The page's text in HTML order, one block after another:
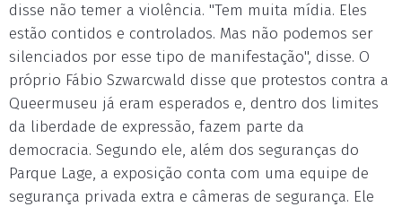
disse não temer a violência. "Tem muita mídia. Eles
estão contidos e controlados. Mas não podemos ser
silenciados por esse tipo de manifestação", disse. O
próprio Fábio Szwarcwald disse que protestos contra a
Queermuseu já eram esperados e, dentro dos limites
da liberdade de expressão, fazem parte da
democracia. Segundo ele, além dos seguranças do
Parque Lage, a exposição conta com uma equipe de
segurança privada extra e câmeras de segurança. Ele